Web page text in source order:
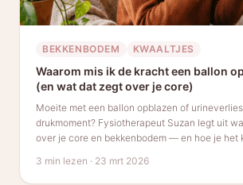
BEKKENBODEM KWAALTJES
Waarom mis ik de kracht een ballon
(en wat dat zegt over je core)
Moeite met een ballon opblazen of
drukmoment? Fysiotherapeut Suzan legt uit
over je core en bekkenbodem — en hoe je het
3 min lezen · 23 mrt 2026